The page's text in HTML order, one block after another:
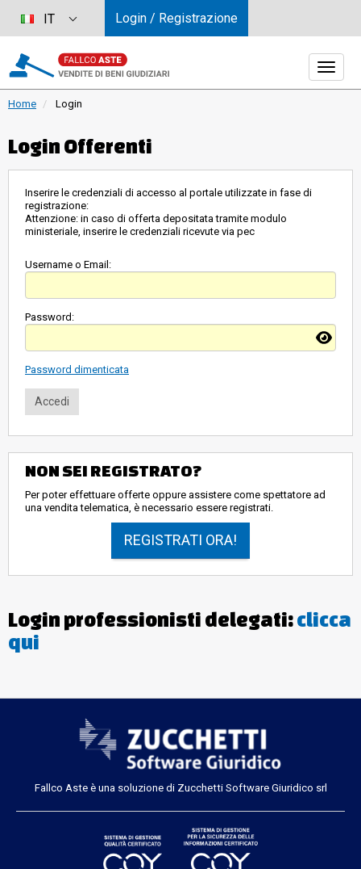
Home Login
Login Offerenti
Inserire le credenziali di accesso al portale utilizzate in fase di
registrazione:
Attenzione: in caso di offerta depositata tramite modulo
ministeriale, inserire le credenziali ricevute via pec
Username o Email:
Password:
Password dimenticata
NON SEI REGISTRATO?
Per poter effettuare offerte oppure assistere come spettatore ad
una vendita telematica, è necessario essere registrati.
REGISTRATI ORA!
Login professionisti delegati:clicca
qui
Fallco Aste è una soluzione di Zucchetti Software Giuridico srl
IT Login / Registrazione